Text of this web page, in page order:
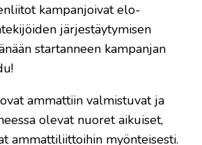
kampanjoivat elo-
järjestäytymisen
startanneen kampanjan
ammattiin valmistuvat ja
olevat nuoret aikuiset,
ammattiliittoihin myönteisesti.